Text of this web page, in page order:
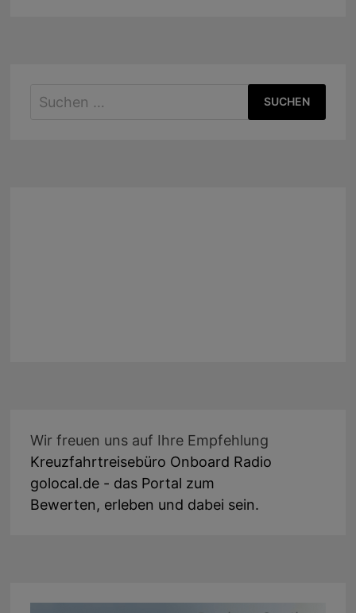
Suchen
Wir freuen uns auf Ihre Empfehlung
Kreuzfahrtreisebüro Onboard Radio
golocal.de - das Portal zum
Bewerten, erleben und dabei sein.